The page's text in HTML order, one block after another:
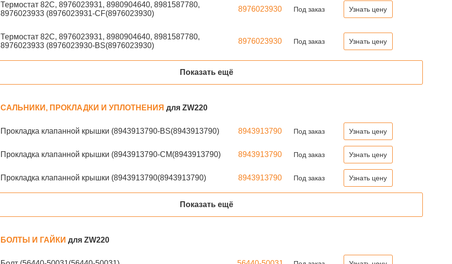
Термостат 82С, 8976023931, 8980904640, 8981587780,
8976023933 (8976023931-CF(8976023930)
8976023930 Под заказ Узнать цену
Термостат 82С, 8976023931, 8980904640, 8981587780,
8976023933 (8976023930-BS(8976023930)
8976023930 Под заказ Узнать цену
Показать ещё
САЛЬНИКИ, ПРОКЛАДКИ И УПЛОТНЕНИЯ для ZW220
Прокладка клапанной крышки (8943913790-BS(8943913790) 8943913790 Под заказ Узнать цену
Прокладка клапанной крышки (8943913790-CM(8943913790) 8943913790 Под заказ Узнать цену
Прокладка клапанной крышки (8943913790(8943913790) 8943913790 Под заказ Узнать цену
Показать ещё
БОЛТЫ И ГАЙКИ для ZW220